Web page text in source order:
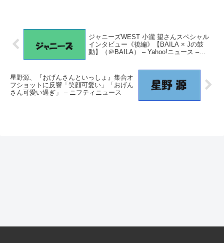
ジャニーズWEST 小瀧 望さんスペシャル
インタビュー《後編》【BAILA × Jの鼓
動】（＠BAILA） – Yahoo!ニュース –
星野源、『おげんさんといっしょ』集合オ
フショットに反響「笑顔可愛い」「おげん
さん可愛い過ぎ」 – ニフティニュース